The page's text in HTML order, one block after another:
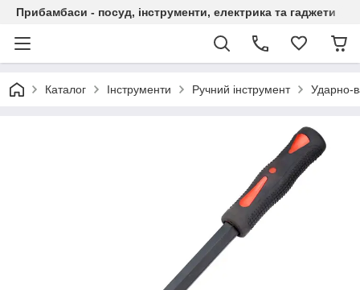
Прибамбаси - посуд, інструменти, електрика та гаджети
Каталог Інструменти Ручний інструмент Ударно-